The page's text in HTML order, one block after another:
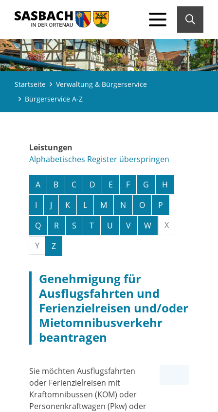
Startseite
Verwaltung & Bürgerservice
Bürgerservice A-Z
Leistungen
Alphabetisches Register überspringen
A B C D E F G
H
I
J K L M N O
P
Q
R S T U V W
X
Y
Z
Genehmigung für
Ausflugsfahrten und
Ferienzielreisen und/oder
Mietomnibusverkehr
beantragen
Sie möchten Ausflugsfahrten
oder Ferienzielreisen mit
Kraftomnibussen (KOM) oder
Personenkraftwagen (Pkw) oder